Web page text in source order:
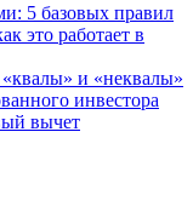
5 базовых правил
это работает в
и «неквалы»
инвестора
вычет